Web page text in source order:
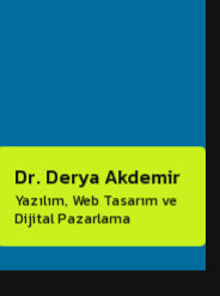
Dr. Derya Akdemir
Yazılım, Web Tasarım ve
Dijital Pazarlama